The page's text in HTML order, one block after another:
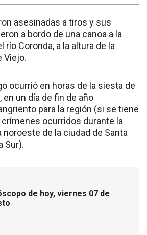
asesinadas a tiros y sus
a bordo de una canoa a la
río Coronda, a la altura de la
Viejo.
ocurrió en horas de la siesta de
un día de fin de año
para la región (si se tiene
ocurridos durante la
noroeste de la ciudad de Santa
Sur).
de hoy, viernes 07 de